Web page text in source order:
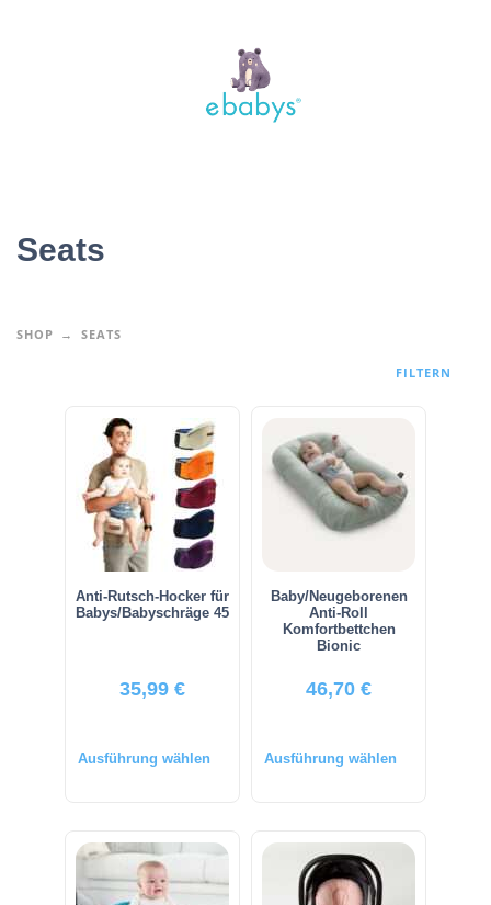
Seats
SHOP SEATS
FILTERN
Anti-Rutsch-Hocker für
Babys/Babyschräge 45
35,99 €
Ausführung wählen
Baby/Neugeborenen
Anti-Roll
Komfortbettchen
Bionic
46,70 €
Ausführung wählen